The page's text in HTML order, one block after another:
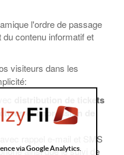
l'ordre de passage
contenu informatif et
visiteurs dans les
distribution de tickets
et impression de
rappel e-mail et SMS
ainsi que le suivi de
via Google Analytics.